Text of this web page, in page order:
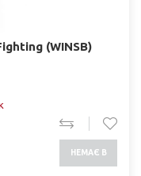
(WINSB)
НЕМАЄ В